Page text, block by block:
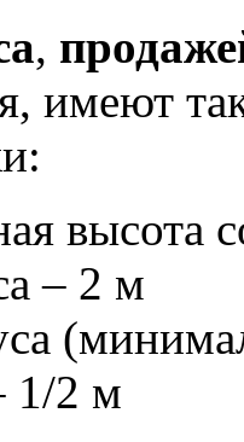
,
имеют
высота
– 2 м
1/2 м